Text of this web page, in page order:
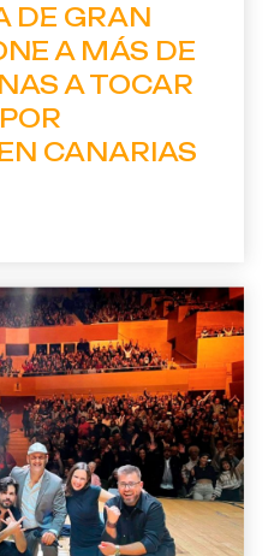
DE GRAN
A MÁS DE
A TOCAR
CANARIAS